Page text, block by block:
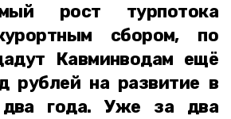
рост турпотока
сбором, по
Кавминводам ещё
рублей на развитие в
года. Уже за два